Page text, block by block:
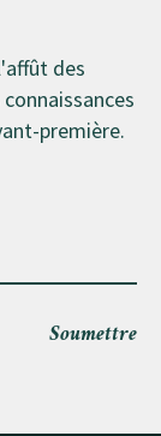
des
première.
Soumettre